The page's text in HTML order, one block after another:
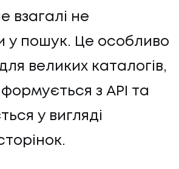
взагалі не
у пошук. Це особливо
великих каталогів,
з API та
у вигляді